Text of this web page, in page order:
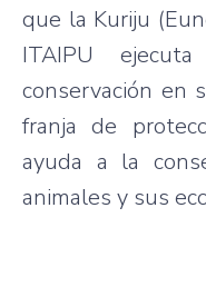
que la Kuriju
ITAIPU
conservación en
franja de
ayuda a la
animales y sus